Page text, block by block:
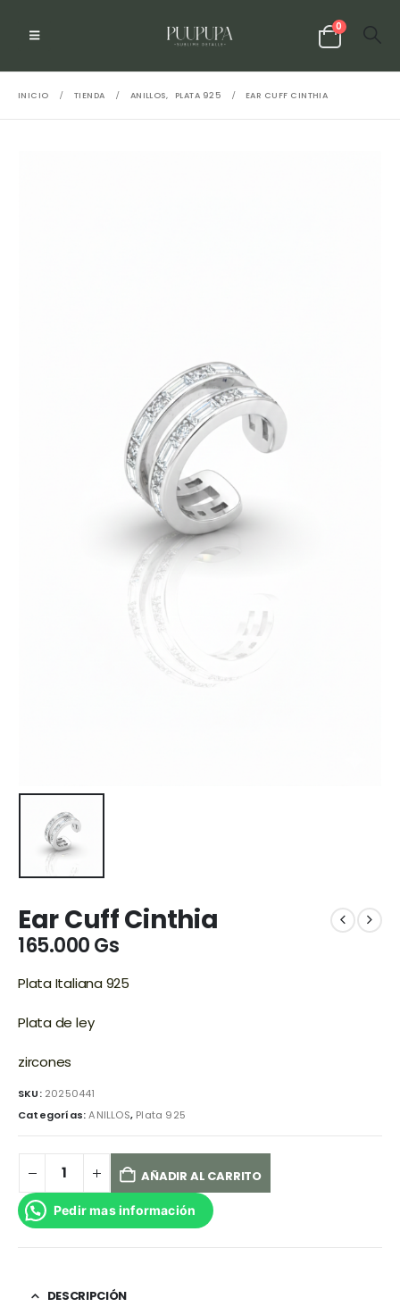
0
INICIO TIENDA ANILLOS, PLATA 925 EAR CUFF CINTHIA
Ear Cuff Cinthia
165.000Gs
Plata Italiana 925
Plata de ley
zircones
SKU: 20250441
Categorías:ANILLOS, Plata 925
AÑADIR AL CARRITO
Pedir mas información
DESCRIPCIÓN